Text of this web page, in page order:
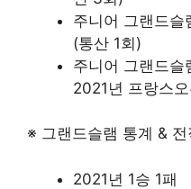
주니어 그랜드
(통산 1회)
주니어 그랜드
2021년 프랑스
※ 그랜드슬램 통계 & 전
2021년 1승 1패